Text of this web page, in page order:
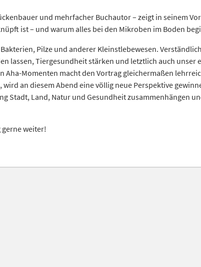
und mehrfacher Buchautor – zeigt in seinem
ist – und warum alles bei den Mikroben im Boden
Pilze und anderer Kleinstlebewesen.
lassen, Tiergesundheit stärken und letztlich auch unser
Aha-Momenten macht den Vortrag gleichermaßen
an diesem Abend eine völlig neue Perspektive
Stadt, Land, Natur und Gesundheit zusammenhängen
weiter!